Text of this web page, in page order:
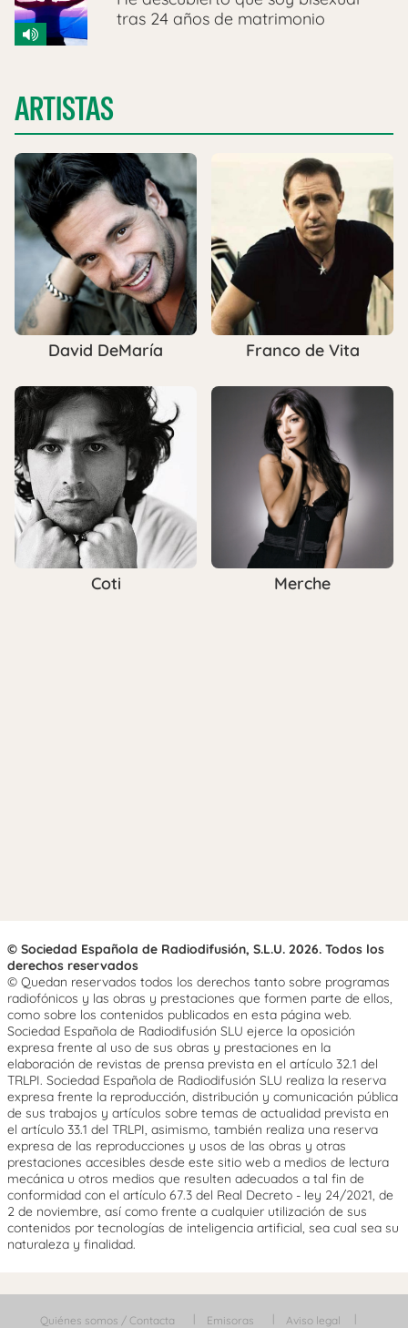
tras 24 años de matrimonio
ARTISTAS
David DeMaría Franco de Vita
Coti Merche
© Sociedad Española de Radiodifusión, S.L.U. 2026. Todos los
derechos reservados
© Quedan reservados todos los derechos tanto sobre programas
radiofónicos y las obras y prestaciones que formen parte de ellos,
como sobre los contenidos publicados en esta página web.
Sociedad Española de Radiodifusión SLU ejerce la oposición
expresa frente al uso de sus obras y prestaciones en la
elaboración de revistas de prensa prevista en el artículo 32.1 del
TRLPI. Sociedad Española de Radiodifusión SLU realiza la reserva
expresa frente la reproducción, distribución y comunicación pública
de sus trabajos y artículos sobre temas de actualidad prevista en
el artículo 33.1 del TRLPI, asimismo, también realiza una reserva
expresa de las reproducciones y usos de las obras y otras
prestaciones accesibles desde este sitio web a medios de lectura
mecánica u otros medios que resulten adecuados a tal fin de
conformidad con el artículo 67.3 del Real Decreto - ley 24/2021, de
2 de noviembre, así como frente a cualquier utilización de sus
contenidos por tecnologías de inteligencia artificial, sea cual sea su
naturaleza y finalidad.
Quiénes somos / Contacta Emisoras Aviso legal